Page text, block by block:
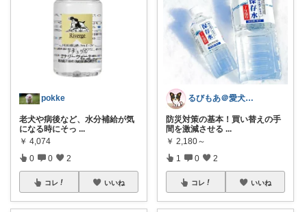
pokke
老犬や病後など、水分補給が気
になる時にそっ ...
￥ 4,074
0 0 2
コレ いいね
るびもあ＠愛犬家の楽しい生活
防災対策の基本！買い替えの手
間を激減させる ...
￥ 2,180～
1 0 2
コレ いいね